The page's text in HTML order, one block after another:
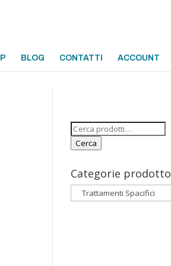
BLOG CONTATTI ACCOUNT
Cerca:
Cerca
Categorie prodotto